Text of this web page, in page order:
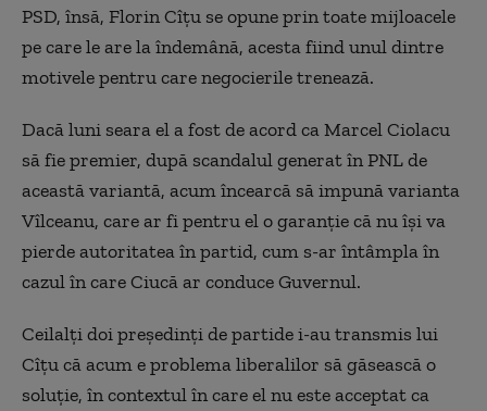
PSD, însă, Florin Cîțu se opune prin toate mijloacele
pe care le are la îndemână, acesta fiind unul dintre
motivele pentru care negocierile trenează.
Dacă luni seara el a fost de acord ca Marcel Ciolacu
să fie premier, după scandalul generat în PNL de
această variantă, acum încearcă să impună varianta
Vîlceanu, care ar fi pentru el o garanție că nu își va
pierde autoritatea în partid, cum s-ar întâmpla în
cazul în care Ciucă ar conduce Guvernul.
Ceilalți doi președinți de partide i-au transmis lui
Cîțu că acum e problema liberalilor să găsească o
soluție, în contextul în care el nu este acceptat ca